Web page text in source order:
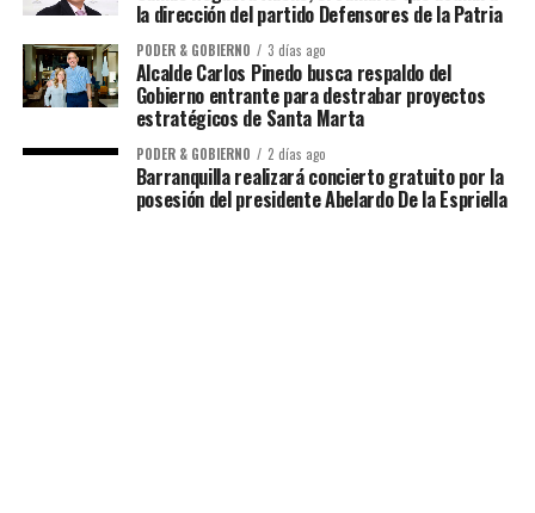
la dirección del partido Defensores de la Patria
PODER & GOBIERNO 3 días ago
Alcalde Carlos Pinedo busca respaldo del
Gobierno entrante para destrabar proyectos
estratégicos de Santa Marta
PODER & GOBIERNO 2 días ago
Barranquilla realizará concierto gratuito por la
posesión del presidente Abelardo De la Espriella